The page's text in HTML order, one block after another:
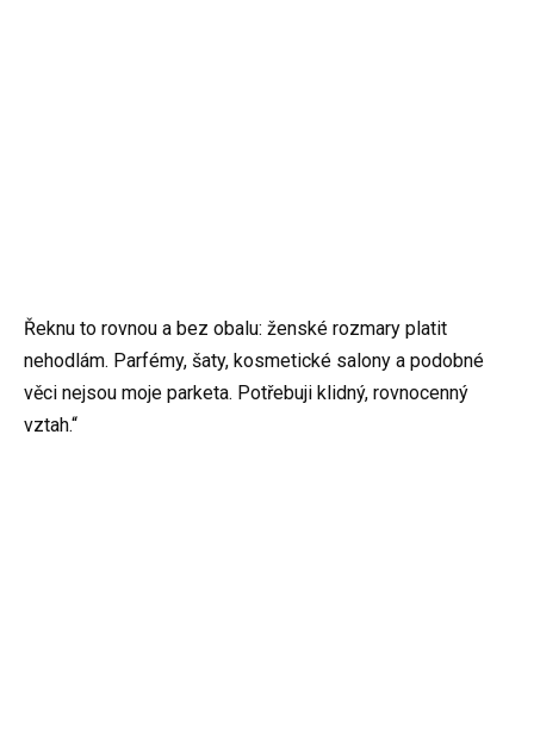
Řeknu to rovnou a bez obalu: ženské rozmary platit
nehodlám. Parfémy, šaty, kosmetické salony a podobné
věci nejsou moje parketa. Potřebuji klidný, rovnocenný
vztah.“